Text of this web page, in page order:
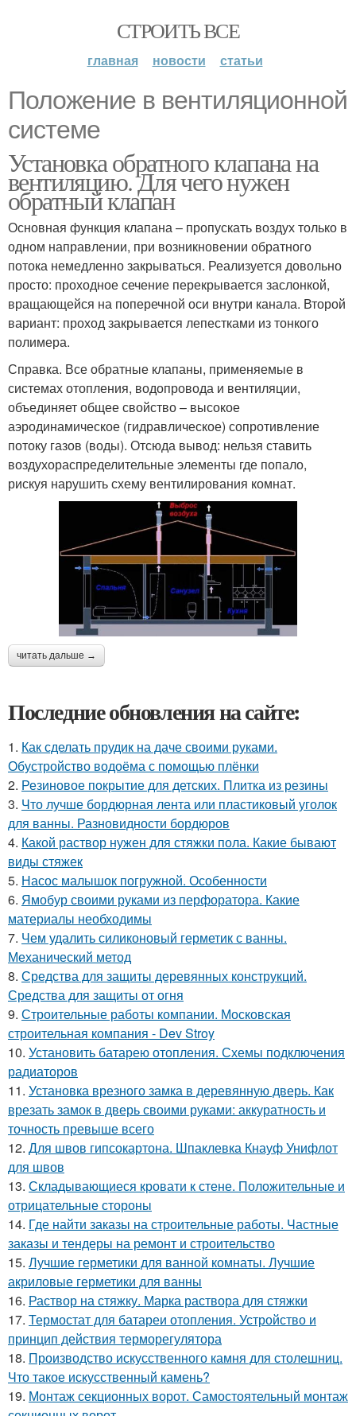
СТРОИТЬ ВСЕ
главная новости статьи
Положение в вентиляционной
системе
Установка обратного клапана на
вентиляцию. Для чего нужен
обратный клапан
Основная функция клапана – пропускать воздух только в
одном направлении, при возникновении обратного
потока немедленно закрываться. Реализуется довольно
просто: проходное сечение перекрывается заслонкой,
вращающейся на поперечной оси внутри канала. Второй
вариант: проход закрывается лепестками из тонкого
полимера.
Справка. Все обратные клапаны, применяемые в
системах отопления, водопровода и вентиляции,
объединяет общее свойство – высокое
аэродинамическое (гидравлическое) сопротивление
потоку газов (воды). Отсюда вывод: нельзя ставить
воздухораспределительные элементы где попало,
рискуя нарушить схему вентилирования комнат.
читать дальше →
Последние обновления на сайте:
1. Как сделать прудик на даче своими руками.
Обустройство водоёма с помощью плёнки
2. Резиновое покрытие для детских. Плитка из резины
3. Что лучше бордюрная лента или пластиковый уголок
для ванны. Разновидности бордюров
4. Какой раствор нужен для стяжки пола. Какие бывают
виды стяжек
5. Насос малышок погружной. Особенности
6. Ямобур своими руками из перфоратора. Какие
материалы необходимы
7. Чем удалить силиконовый герметик с ванны.
Механический метод
8. Средства для защиты деревянных конструкций.
Средства для защиты от огня
9. Строительные работы компании. Московская
строительная компания - Dev Stroy
10. Установить батарею отопления. Схемы подключения
радиаторов
11. Установка врезного замка в деревянную дверь. Как
врезать замок в дверь своими руками: аккуратность и
точность превыше всего
12. Для швов гипсокартона. Шпаклевка Кнауф Унифлот
для швов
13. Складывающиеся кровати к стене. Положительные и
отрицательные стороны
14. Где найти заказы на строительные работы. Частные
заказы и тендеры на ремонт и строительство
15. Лучшие герметики для ванной комнаты. Лучшие
акриловые герметики для ванны
16. Раствор на стяжку. Марка раствора для стяжки
17. Термостат для батареи отопления. Устройство и
принцип действия терморегулятора
18. Производство искусственного камня для столешниц.
Что такое искусственный камень?
19. Монтаж секционных ворот. Самостоятельный монтаж